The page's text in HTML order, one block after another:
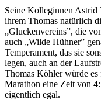
Seine Kolleginnen
ihrem Thomas natürlich
„Gluckenvereins”, die
auch „Wilde Hühner”
Temperament, das sie
legen, auch an der
Thomas Köhler würde es
Marathon eine Zeit von
eigentlich egal.